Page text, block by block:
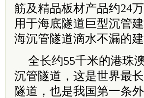
筋及精品板材产品约24
用于海底隧道巨型沉管
海沉管隧道滴水不漏的
全长约55千米的港珠
沉管隧道，这是世界最
隧道，也是我国第一条